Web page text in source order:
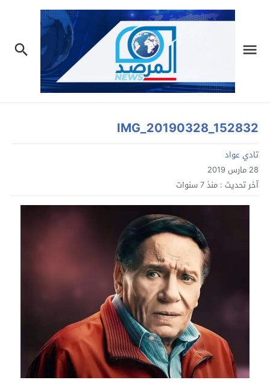
IMG_20190328_152832
تادي عواد
28 مارس 2019
آخر تحديث : منذ 7 سنوات